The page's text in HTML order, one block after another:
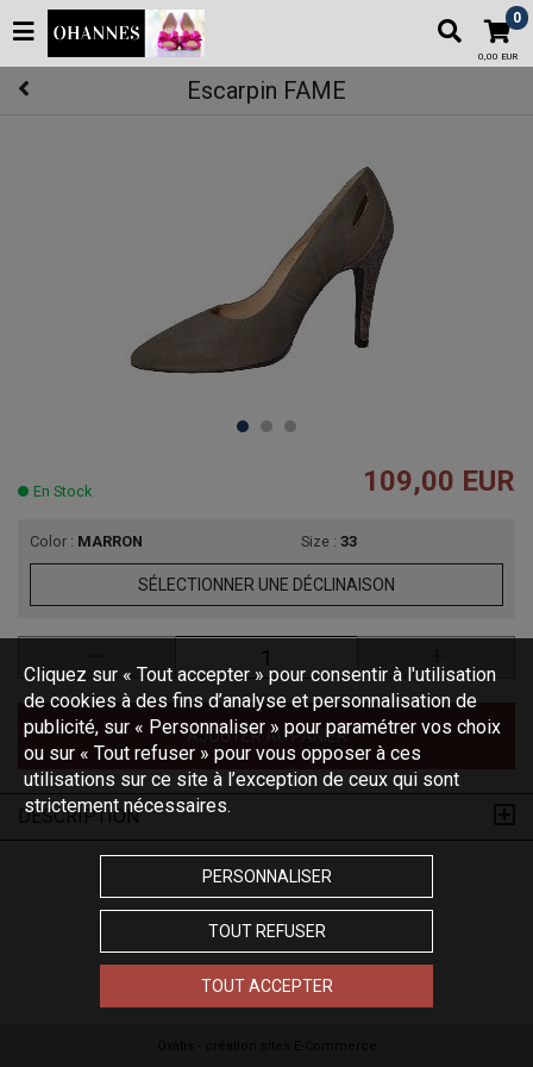
0
0,00 EUR
Escarpin FAME
En Stock 109,00 EUR
Color : MARRON Size : 33
SÉLECTIONNER UNE DÉCLINAISON
AJOUTER AU PANIER
DESCRIPTION
Cliquez sur « Tout accepter » pour consentir à l'utilisation
de cookies à des fins d’analyse et personnalisation de
publicité, sur « Personnaliser » pour paramétrer vos choix
ou sur « Tout refuser » pour vous opposer à ces
utilisations sur ce site à l’exception de ceux qui sont
strictement nécessaires.
PERSONNALISER
TOUT REFUSER
TOUT ACCEPTER